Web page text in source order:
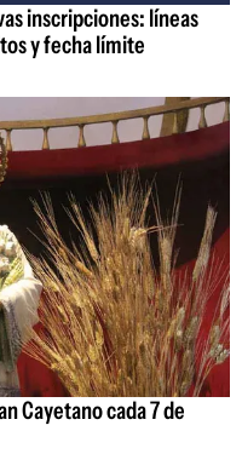
inscripciones: líneas
y fecha límite
Cayetano cada 7 de